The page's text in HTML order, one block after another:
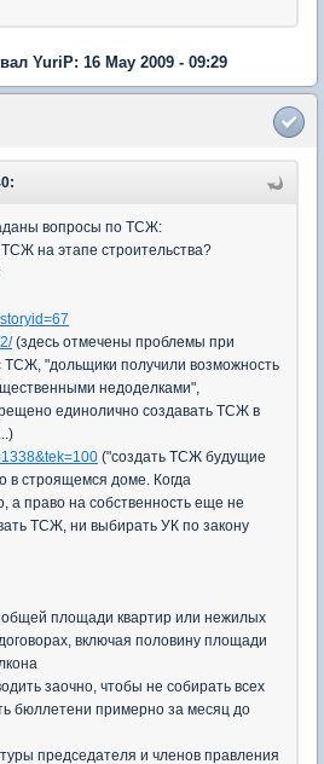
YuriP: 16 May 2009 - 09:29
вопросы по ТСЖ:
на этапе строительства?
(здесь отмечены проблемы при
"дольщики получили возможность
недоделками",
единолично создавать ТСЖ в
("создать ТСЖ будущие
в строящемся доме. Когда
а право на собственность еще не
ТСЖ, ни выбирать УК по закону
общей площади квартир или нежилых
включая половину площади
заочно, чтобы не собирать всех
бюллетени примерно за месяц до
председателя и членов правления